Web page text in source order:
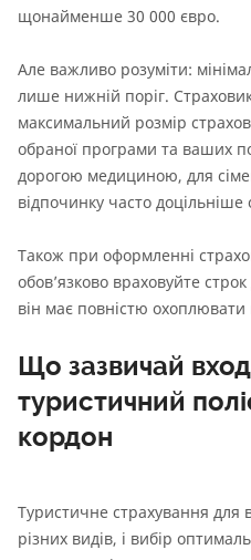
щонайменше 30 000 євро.
Але важливо розуміти:
лише нижній поріг.
максимальний розмір
обраної програми та ваших
дорогою медициною, для
відпочинку часто
Також при оформленні
обов’язково враховуйте
він має повністю
Що зазвичай
туристичний
кордон
Туристичне страхування для
різних видів, і вибір